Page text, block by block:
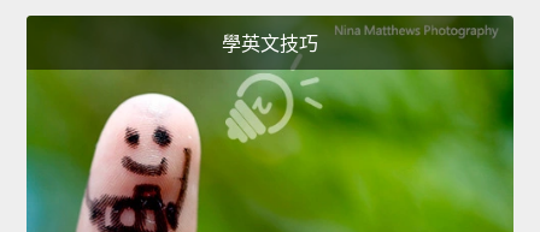
學英文技巧